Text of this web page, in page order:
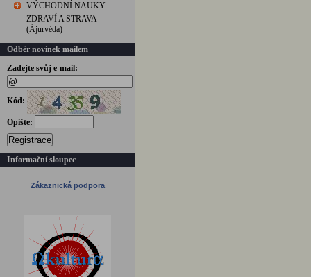
VÝCHODNÍ NAUKY
ZDRAVÍ A STRAVA
(Ájurvéda)
Odběr novinek mailem
Zadejte svůj e-mail:
Kód:
Opište:
Registrace
Informační sloupec
Zákaznická podpora